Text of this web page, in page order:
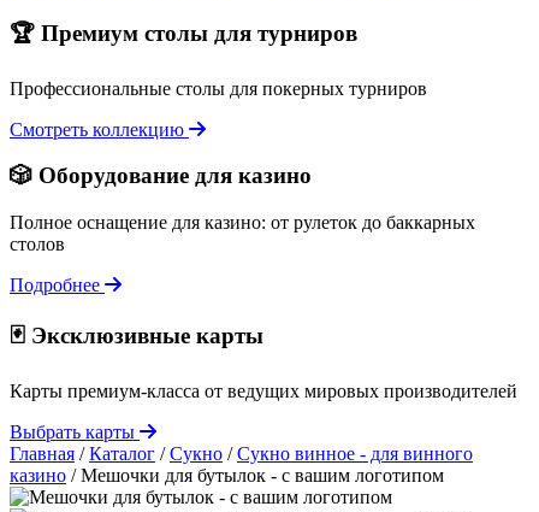
🏆 Премиум столы для турниров
Профессиональные столы для покерных турниров
Смотреть коллекцию
🎲 Оборудование для казино
Полное оснащение для казино: от рулеток до баккарных
столов
Подробнее
🃏 Эксклюзивные карты
Карты премиум-класса от ведущих мировых производителей
Выбрать карты
Главная / Каталог / Сукно / Сукно винное - для винного
казино / Мешочки для бутылок - с вашим логотипом